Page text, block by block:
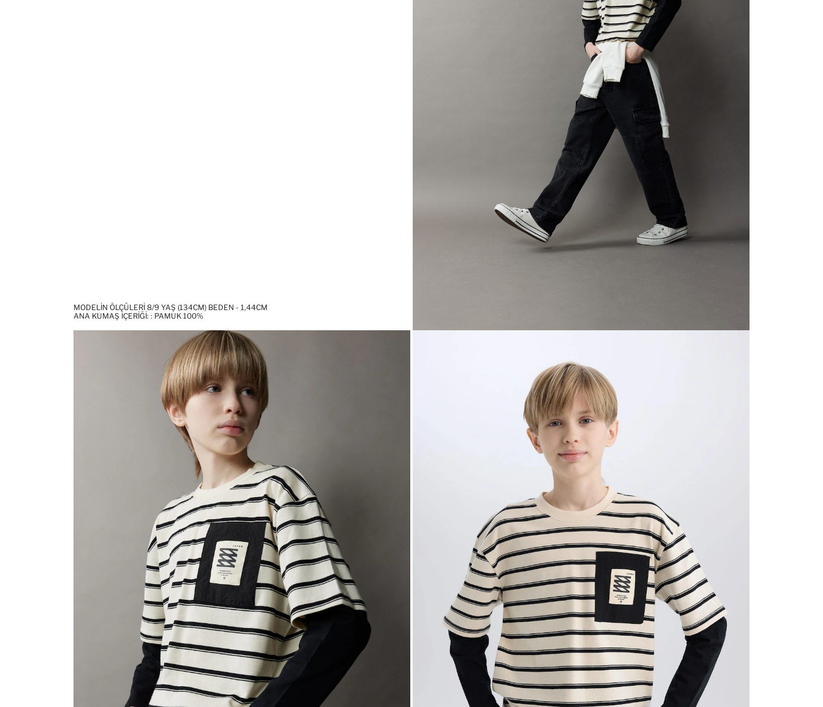
MODELIN ÖLÇÜLERI 8/9 YAŞ (134CM) BEDEN - 1,44CM
ANA KUMAŞ İÇERIĞI: : PAMUK 100%